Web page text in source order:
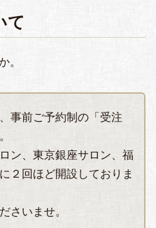
て
。
事前ご予約制の「受注
ン、東京銀座サロン、福
２回ほど開設しておりま
さいませ。